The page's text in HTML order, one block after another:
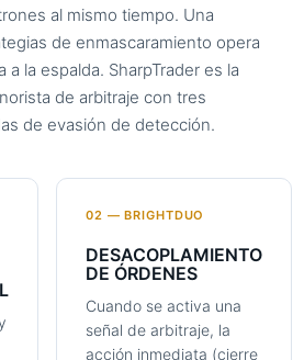
al mismo tiempo. Una
de enmascaramiento opera
a la espalda. SharpTrader es la
de arbitraje con tres
de evasión de detección.
02 — BRIGHTDUO
DESACOPLAMIENTO
DE ÓRDENES
Cuando se activa una
señal de arbitraje, la
acción inmediata (cierre